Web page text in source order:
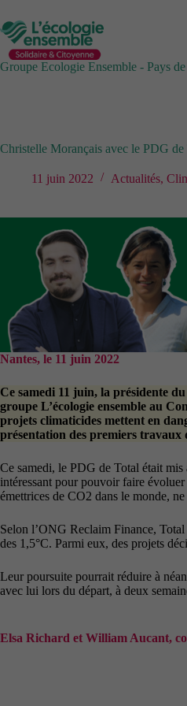
au
contenu
Groupe Ecologie Ensemble - Pays
Christelle Morançais avec le PDG
11 juin 2022 Actualités,
Nantes, le 11 juin 2022
Ce samedi 11 juin, la présidente
groupe L’écologie ensemble au
projets climaticides mettent en
présentation des premiers
Ce samedi, le PDG de Total était
intéressant pour pouvoir faire
émettrices de CO2 dans le monde,
Selon l’ONG Reclaim Finance,
des 1,5°C. Parmi eux, des projets
Leur poursuite pourrait réduire à
avec lui lors du départ, à deux
Elsa Richard et William Aucant,